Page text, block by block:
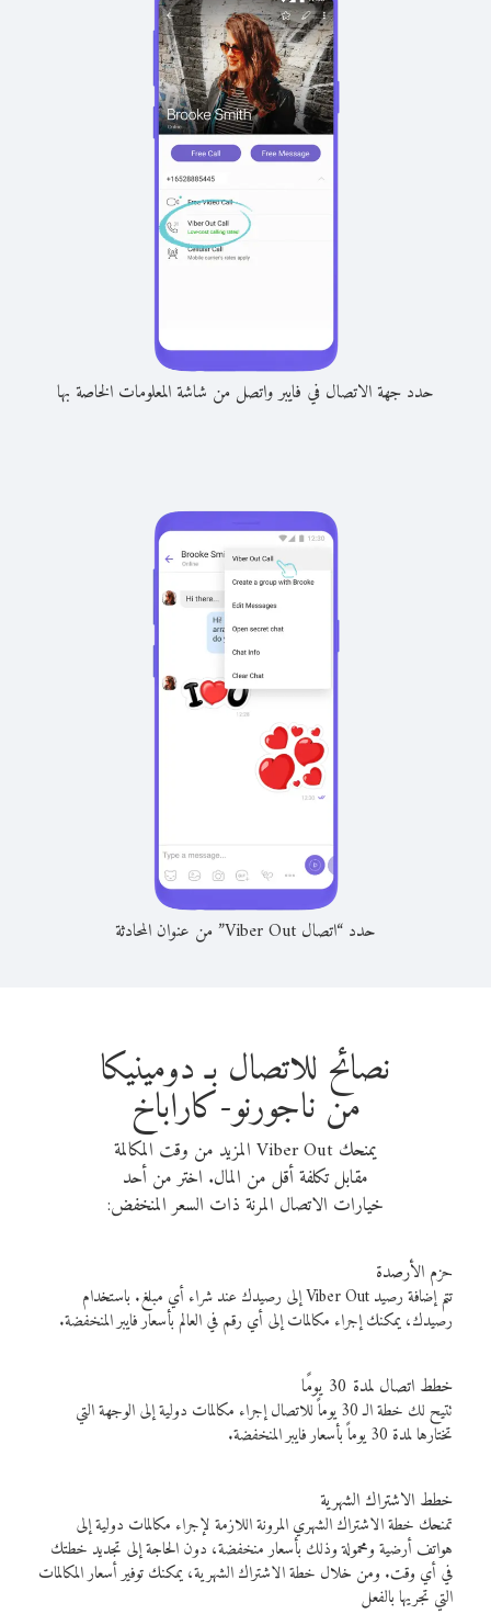
حدد جهة الاتصال في فايبر واتصل من شاشة المعلومات الخاصة بها
حدد “اتصال Viber Out” من عنوان المحادثة
نصائح للاتصال بـ دومينيكا
من ناجورنو-كاراباخ
يمنحك Viber Out المزيد من وقت المكالمة
مقابل تكلفة أقل من المال. اختر من أحد
خيارات الاتصال المرنة ذات السعر المنخفض:
حزم الأرصدة
تتم إضافة رصيد Viber Out إلى رصيدك عند شراء أي مبلغ. باستخدام
رصيدك، يمكنك إجراء مكالمات إلى أي رقم في العالم بأسعار فايبر المنخفضة.
خطط اتصال لمدة 30 يومًا
تتيح لك خطة الـ 30 يوماً للاتصال إجراء مكالمات دولية إلى الوجهة التي
تختارها لمدة 30 يوماً بأسعار فايبر المنخفضة.
خطط الاشتراك الشهرية
تمنحك خطة الاشتراك الشهري المرونة اللازمة لإجراء مكالمات دولية إلى
هواتف أرضية ومحمولة وذلك بأسعار منخفضة، دون الحاجة إلى تجديد خطتك
في أي وقت. ومن خلال خطة الاشتراك الشهرية، يمكنك توفير أسعار المكالمات
التي تجريها بالفعل